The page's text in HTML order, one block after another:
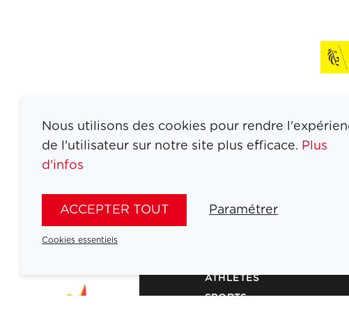
ATHLETES
SPORTS
Nous utilisons des cookies pour rendre
de l'utilisateur sur notre site plus efficace. Plus
d'infos
ACCEPTER TOUT Paramétrer
Cookies essentiels